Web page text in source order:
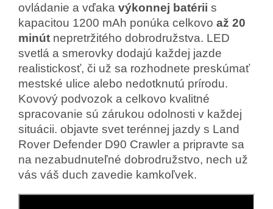
ovládanie a vďaka výkonnej batérii s
kapacitou 1200 mAh ponúka celkovo až 20
minút nepretržitého dobrodružstva. LED
svetlá a smerovky dodajú každej jazde
realistickosť, či už sa rozhodnete preskúmať
mestské ulice alebo nedotknutú prírodu.
Kovový podvozok a celkovo kvalitné
spracovanie sú zárukou odolnosti v každej
situácii. objavte svet terénnej jazdy s Land
Rover Defender D90 Crawler a pripravte sa
na nezabudnuteľné dobrodružstvo, nech už
vás váš duch zavedie kamkoľvek.